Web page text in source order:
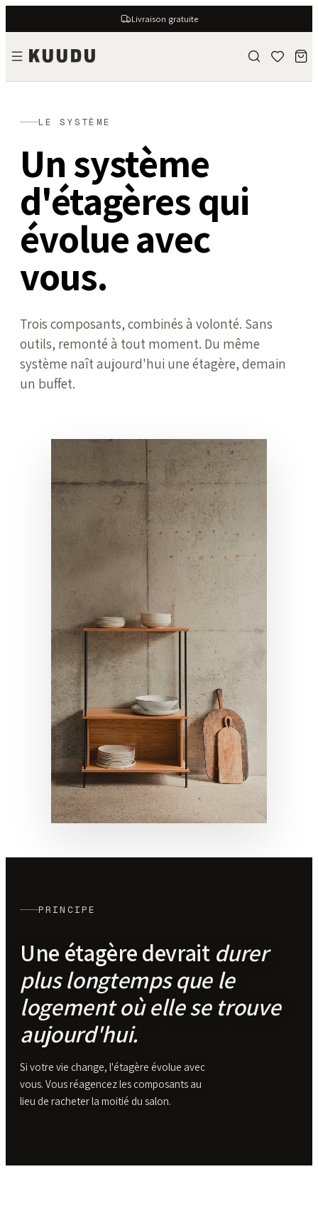
Livraison gratuite
LE SYSTÈME
Un système
d'étagères qui
évolue avec
vous.
Trois composants, combinés à volonté. Sans
outils, remonté à tout moment. Du même
système naît aujourd'hui une étagère, demain
un buffet.
PRINCIPE
Une étagère devrait durer
plus longtemps que le
logement où elle se trouve
aujourd'hui.
Si votre vie change, l'étagère évolue avec
vous. Vous réagencez les composants au
lieu de racheter la moitié du salon.